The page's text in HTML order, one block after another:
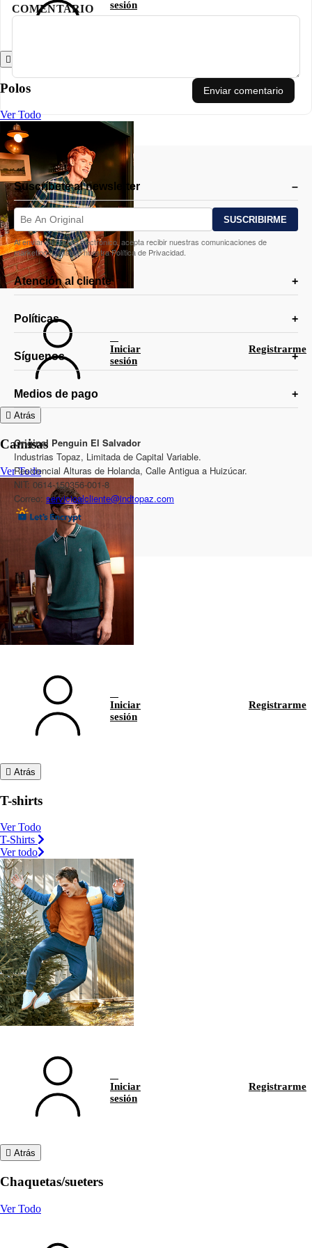
sesión
Polos
Ver Todo
Iniciar
sesión
Registrarme
Atrás
Camisas
Ver Todo
Iniciar
sesión
Registrarme
Atrás
T-shirts
Ver Todo
T-Shirts
Ver todo
Iniciar
sesión
Registrarme
Atrás
Chaquetas/sueters
Ver Todo
COMENTARIO
Enviar comentario
Suscríbete al newsletter
Al enviar su correo electrónico, acepta recibir nuestras comunicaciones de
marketing. Consulte nuestra Política de Privacidad.
Atención al cliente
Políticas
Síguenos
Medios de pago
Original Penguin El Salvador
Industrias Topaz, Limitada de Capital Variable.
Residencial Alturas de Holanda, Calle Antigua a Huizúcar.
NIT: 0614-150356-001-8
Correo: servicioalcliente@indtopaz.com